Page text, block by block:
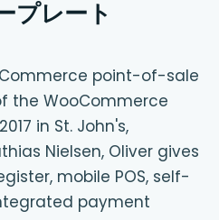
プレート
point-of-sale
the WooCommerce
in St. John's,
Nielsen, Oliver gives
mobile POS, self-
payment